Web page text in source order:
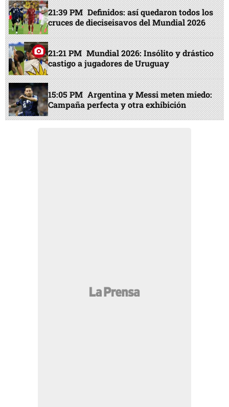
21:39 PM Definidos: así quedaron todos los
cruces de dieciseisavos del Mundial 2026
21:21 PM Mundial 2026: Insólito y drástico
castigo a jugadores de Uruguay
15:05 PM Argentina y Messi meten miedo:
Campaña perfecta y otra exhibición